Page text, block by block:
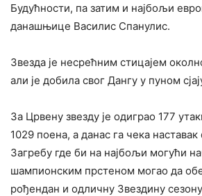
Будућности, па затим и најбољи
данашњице Василис Спанулис.
Звезда је несрећним стицајем
али је добила свог Дангу у пуном
За Црвену звезду је одиграо 177
1029 поена, а данас га чека
Загребу где би на најбољи могући
шампионским прстеном могао да
рођендан и одличну Звездину